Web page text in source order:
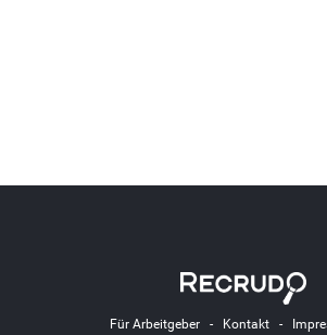
Für Arbeitgeber- Kontakt-